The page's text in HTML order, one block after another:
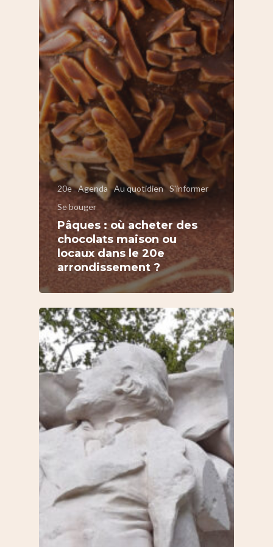
20e Agenda Au quotidien S'informer
Se bouger
Pâques : où acheter des
chocolats maison ou
locaux dans le 20e
arrondissement ?